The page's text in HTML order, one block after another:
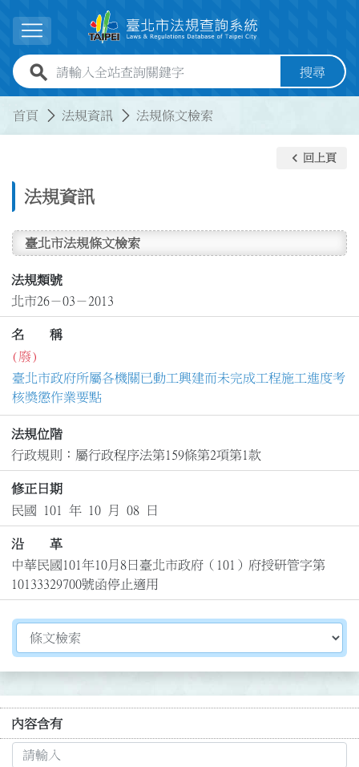
展開選單
全站查詢關鍵字欄位 搜尋
首頁 法規資訊 法規條文檢索
法規資訊
keyboard_arrow_left 回上頁
臺北市法規條文檢索
法規類號
北市26－03－2013
名 稱
(廢)
臺北市政府所屬各機關已動工興建而未完成工程施工進度考
核獎懲作業要點
法規位階
行政規則：屬行政程序法第159條第2項第1款
修正日期
民國 101 年 10 月 08 日
沿 革
中華民國101年10月8日臺北市政府（101）府授研管字第
10133329700號函停止適用
切換選擇法規資訊內容
內容含有